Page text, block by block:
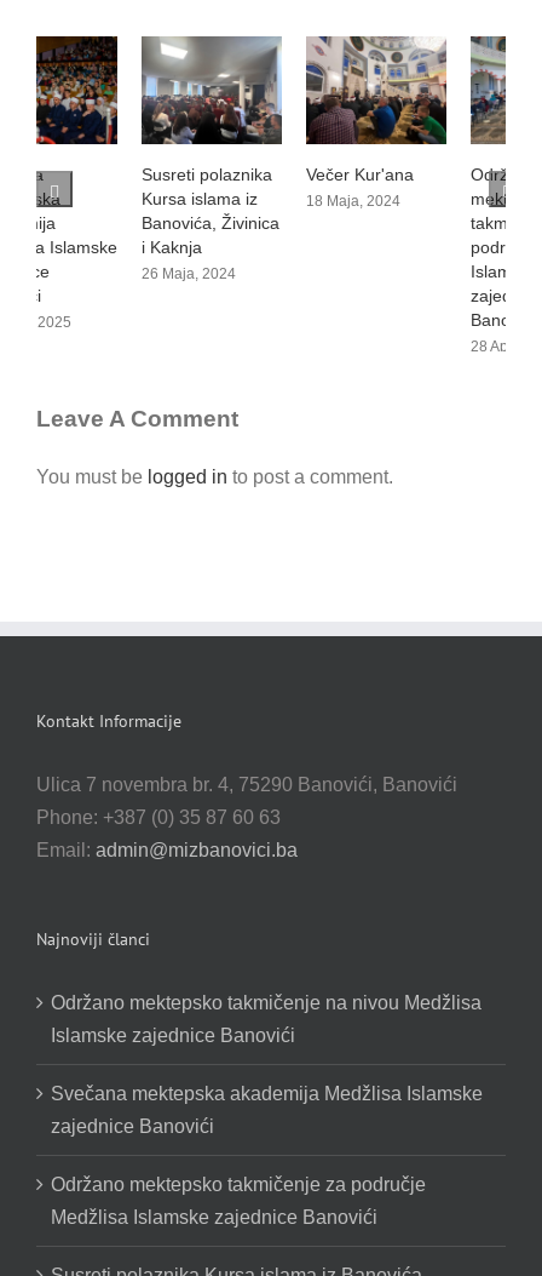
Susreti polaznika
Kursa islama iz
Banovića, Živinica
i Kaknja
26 Maja, 2024
Večer Kur'ana
18 Maja, 2024
Održano
mektepsko
takmičenje na
području Medžlisa
Leave A Comment
logged in to post a comment.
Kontakt Informacije
Ulica 7 novembra br. 4, 75290 Banovići, Banovići
Phone: +387 (0) 35 87 60 63
admin@mizbanovici.ba
Najnoviji članci
Održano mektepsko takmičenje na nivou Medžlisa
Islamske zajednice Banovići
Svečana mektepska akademija Medžlisa Islamske
zajednice Banovići
Održano mektepsko takmičenje za područje
Medžlisa Islamske zajednice Banovići